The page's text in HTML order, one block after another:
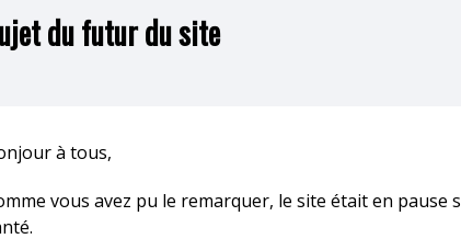
du futur du site
à tous,
vous avez pu le remarquer, le site était en pause